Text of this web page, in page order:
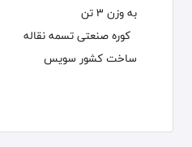
به وزن 3 تن
کوره صنعتی تسمه نقاله
ساخت کشور سویس